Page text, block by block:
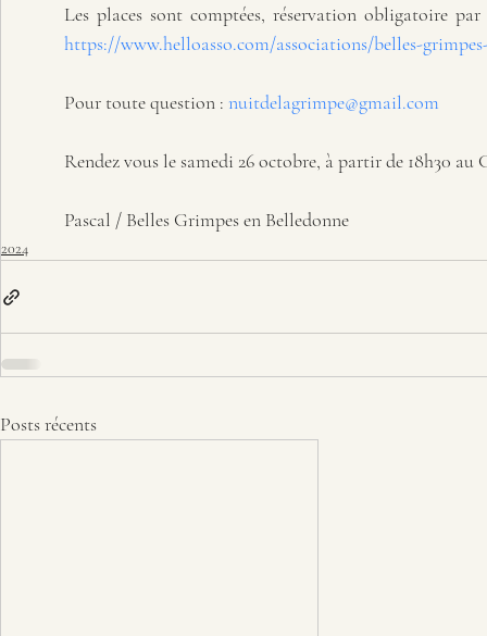
Les places sont comptées, réservation obligatoire
https://www.helloasso.com/associations/belles-
Pour toute question : nuitdelagrimpe@gmail.com
Rendez vous le samedi 26 octobre, à partir de 18h30
Pascal / Belles Grimpes en Belledonne
2024
Posts récents